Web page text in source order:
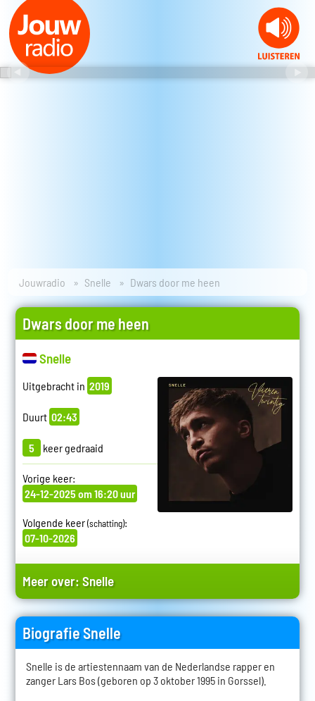
Jouwradio Snelle Dwars door me heen
Dwars door me heen
Snelle
Uitgebracht in 2019
Duurt 02:43
5 keer gedraaid
Vorige keer:
24-12-2025 om 16:20 uur
Volgende keer(schatting):
07-10-2026
Meer over:Snelle
Biografie Snelle
Snelle is de artiestennaam van de Nederlandse rapper en
zanger Lars Bos (geboren op 3 oktober 1995 in Gorssel).